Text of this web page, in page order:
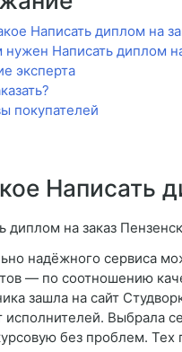
Написать диплом на
нужен Написать диплом
эксперта
покупателей
Написать
надёжного сервиса
— по соотношению
зашла на сайт
исполнителей. Выбрала
без проблем. Тех